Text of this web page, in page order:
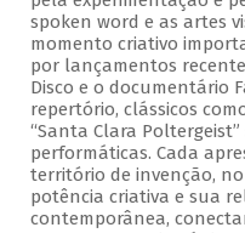
spoken word e as artes
momento criativo
por lançamentos
Disco e o documentário
repertório, clássicos
“Santa Clara
performáticas. Cada
território de invenção,
potência criativa e sua
contemporânea,